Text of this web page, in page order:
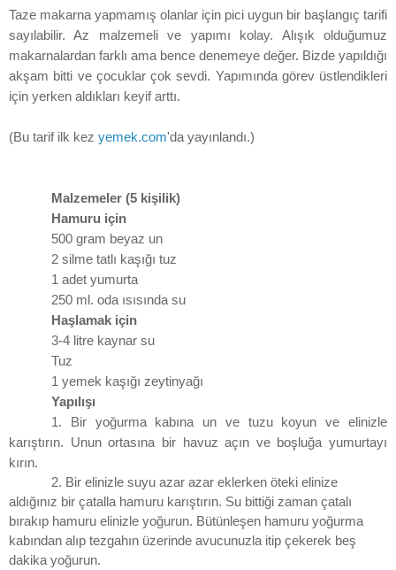
Taze makarna yapmamış olanlar için pici uygun bir başlangıç tarifi
sayılabilir. Az malzemeli ve yapımı kolay. Alışık olduğumuz
makarnalardan farklı ama bence denemeye değer. Bizde yapıldığı
akşam bitti ve çocuklar çok sevdi. Yapımında görev üstlendikleri
için yerken aldıkları keyif arttı.
(Bu tarif ilk kez yemek.com'da yayınlandı.)
Malzemeler (5 kişilik)
Hamuru için
500 gram beyaz un
2 silme tatlı kaşığı tuz
1 adet yumurta
250 ml. oda ısısında su
Haşlamak için
3-4 litre kaynar su
Tuz
1 yemek kaşığı zeytinyağı
Yapılışı
1. Bir yoğurma kabına un ve tuzu koyun ve elinizle
karıştırın. Unun ortasına bir havuz açın ve boşluğa yumurtayı
kırın.
2. Bir elinizle suyu azar azar eklerken öteki elinize
aldığınız bir çatalla hamuru karıştırın. Su bittiği zaman çatalı
bırakıp hamuru elinizle yoğurun. Bütünleşen hamuru yoğurma
kabından alıp tezgahın üzerinde avucunuzla itip çekerek beş
dakika yoğurun.